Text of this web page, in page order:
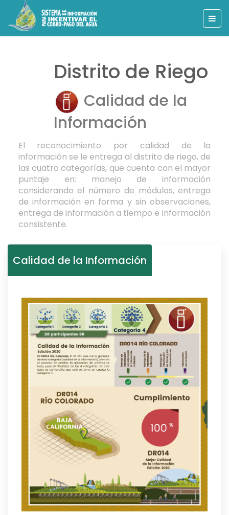
Distrito de Riego
Calidad de la
Información
El reconocimiento por calidad de la
información se le entrega al distrito de riego, de
las cuatro categorías, que cuenta con el mayor
puntaje en: manejo de información
considerando el número de módulos, entrega
de información en forma y sin observaciones,
entrega de información a tiempo e Información
consistente.
Calidad de la Información